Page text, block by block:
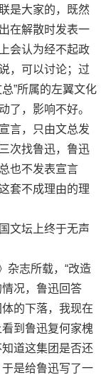
是大家的，既然
在解散时发表一
会认为经不起政
，可以讨论；过
”所属的左翼文化
了，影响不好。
言，只由文总发
次找鲁迅，鲁迅
也不发表宣言
套不成理由的理
文坛上终于无声
志所载，“改造
况，鲁迅回答
的下落，我现在
到鲁迅复何家槐
道这集团是否还
是给鲁迅写了一